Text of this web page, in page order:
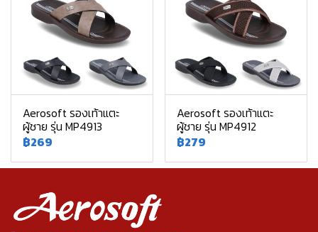
Aerosoft รองเท้าแตะ
ผู้ชาย รุ่น MP4913
฿269
Aerosoft รองเท้าแตะ
ผู้ชาย รุ่น MP4912
฿279